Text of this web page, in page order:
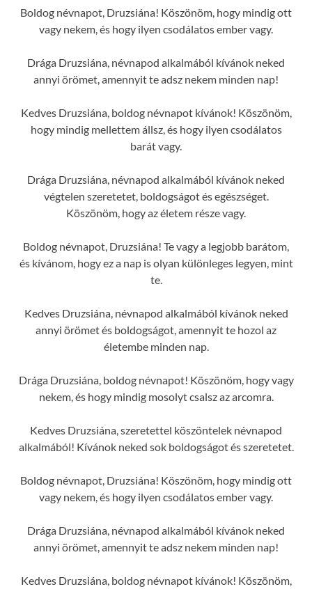
Boldog névnapot, Druzsiána! Köszönöm, hogy mindig ott
vagy nekem, és hogy ilyen csodálatos ember vagy.
Drága Druzsiána, névnapod alkalmából kívánok neked
annyi örömet, amennyit te adsz nekem minden nap!
Kedves Druzsiána, boldog névnapot kívánok! Köszönöm,
hogy mindig mellettem állsz, és hogy ilyen csodálatos
barát vagy.
Drága Druzsiána, névnapod alkalmából kívánok neked
végtelen szeretetet, boldogságot és egészséget.
Köszönöm, hogy az életem része vagy.
Boldog névnapot, Druzsiána! Te vagy a legjobb barátom,
és kívánom, hogy ez a nap is olyan különleges legyen, mint
te.
Kedves Druzsiána, névnapod alkalmából kívánok neked
annyi örömet és boldogságot, amennyit te hozol az
életembe minden nap.
Drága Druzsiána, boldog névnapot! Köszönöm, hogy vagy
nekem, és hogy mindig mosolyt csalsz az arcomra.
Kedves Druzsiána, szeretettel köszöntelek névnapod
alkalmából! Kívánok neked sok boldogságot és szeretetet.
Boldog névnapot, Druzsiána! Köszönöm, hogy mindig ott
vagy nekem, és hogy ilyen csodálatos ember vagy.
Drága Druzsiána, névnapod alkalmából kívánok neked
annyi örömet, amennyit te adsz nekem minden nap!
Kedves Druzsiána, boldog névnapot kívánok! Köszönöm,